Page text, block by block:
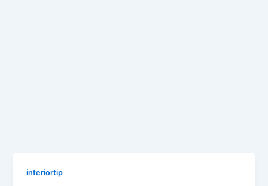
interiortip